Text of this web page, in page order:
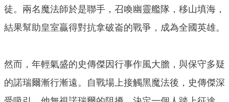
徒。兩名魔法師於是聯手，召喚幽靈艦隊，移山填海，
結果幫助皇室贏得對抗拿破崙的戰爭，成為全國英雄。
然而，年輕氣盛的史傳傑因行事作風大膽，與保守多疑
的諾瑞爾漸行漸遠。自戰場上接觸黑魔法後，史傳傑深